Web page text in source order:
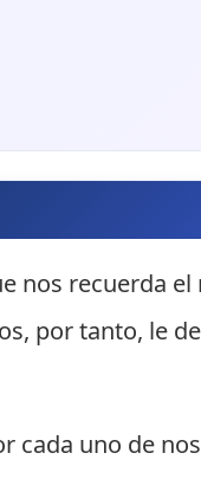
nos recuerda
por tanto, le
cada uno de